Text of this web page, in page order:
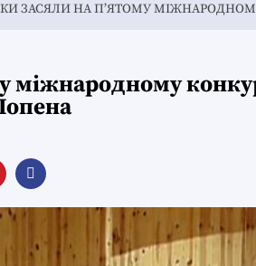
ЗАСЯЛИ НА П’ЯТОМУ
міжнародному